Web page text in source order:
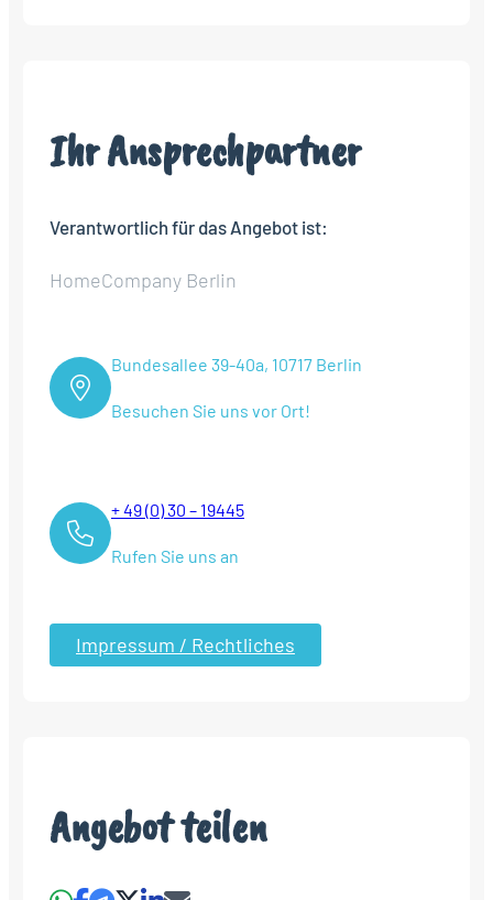
Ihr Ansprechpartner
Verantwortlich für das Angebot ist:
HomeCompany Berlin
Bundesallee 39-40a, 10717 Berlin
Besuchen Sie uns vor Ort!
+ 49 (0) 30 – 19445
Rufen Sie uns an
Impressum / Rechtliches
Angebot teilen